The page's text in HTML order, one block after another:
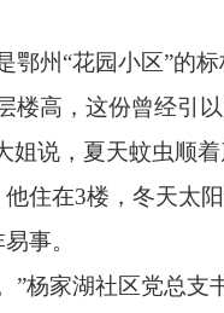
州“花园小区”的标
高，这份曾经引
姐说，夏天蚊虫顺
住在3楼，冬天太
事。
”杨家湖社区党总